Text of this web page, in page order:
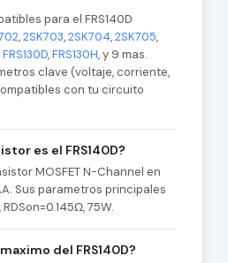
para el FRS140D
,2SK703,2SK704,2SK705,
FRS130D,FRS130H, y 9 mas.
clave (voltaje, corriente,
con tu circuito
es el FRS140D?
MOSFET N-Channel en
Sus parametros principales
RDSon=0.145Ω, 75W.
del FRS140D?